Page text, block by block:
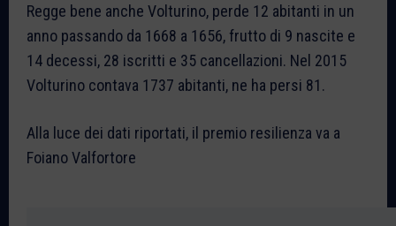
Regge bene anche Volturino, perde 12 abitanti in un
anno passando da 1668 a 1656, frutto di 9 nascite e
14 decessi, 28 iscritti e 35 cancellazioni. Nel 2015
Volturino contava 1737 abitanti, ne ha persi 81.
Alla luce dei dati riportati, il premio resilienza va a
Foiano Valfortore